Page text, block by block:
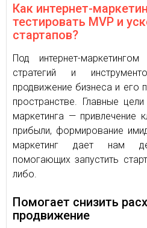
Как интернет-
тестировать MVP и
стартапов?
Под интернет-
стратегий и
продвижение бизнеса и его
пространстве. Главные
маркетинга — привлечение
прибыли, формирование
маркетинг дает нам
помогающих запустить
либо.
Помогает снизить
продвижение